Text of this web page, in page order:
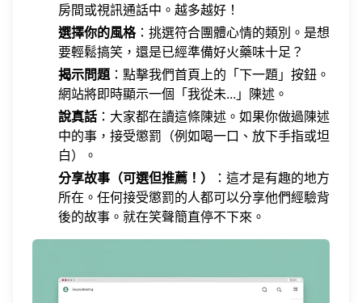
房間或視訊通話中。越多越好！
選擇你的風格：挑選符合團體心情的類別。是想
要輕鬆搞笑，還是已經準備好火藥味十足？
揭示問題 ：點擊我們首頁上的「下一題」按鈕。
網站將即時顯示一個「我從未...」陳述。
說真話 ：大家都在讀這條陳述。如果你做過陳述
中的事，接受懲罰（例如喝一口、放下手指或坦
白）。
分享故事（可選但推薦！）
：這才是有趣的地方
所在。任何接受懲罰的人都可以分享他們經驗背
後的故事。就在笑聲簡直停不下來。